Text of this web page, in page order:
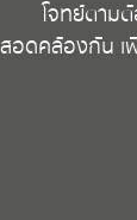
โจทย์ตาม
สอดคล้องกัน เ